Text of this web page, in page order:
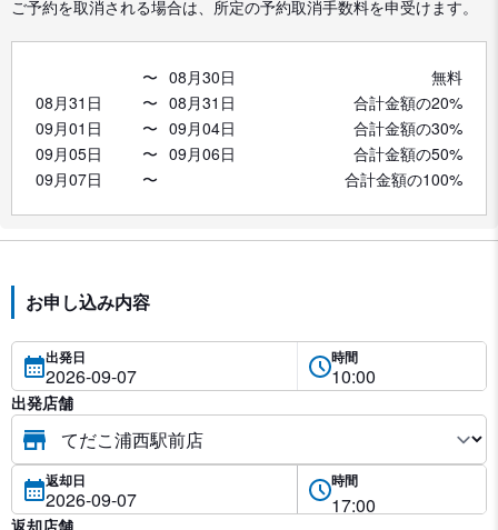
ご予約を取消される場合は、所定の予約取消手数料を申受けます。
〜 08月30日
無料
08月31日
〜 08月31日
合計金額の20%
09月01日
〜 09月04日
合計金額の30%
09月05日
〜 09月06日
合計金額の50%
09月07日
〜 合計金額の100%
お申し込み内容
出発日 時間
出発店舗
返却日 時間